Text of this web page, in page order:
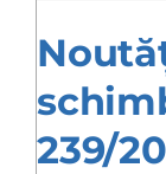
239/